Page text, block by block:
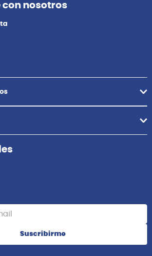
nosotros
Suscribirme